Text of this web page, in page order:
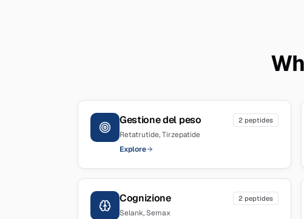
Gestione del peso 2 peptides
Retatrutide, Tirzepatide
Explore
Cognizione 2 peptides
Selank, Semax